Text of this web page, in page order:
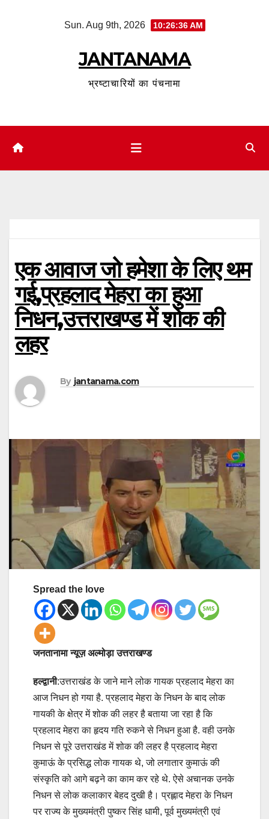
Sun. Aug 9th, 2026 10:26:37 AM
JANTANAMA
भ्रष्टाचारियों का पंचनामा
एक आवाज जो हमेशा के लिए थम
गई,प्रहलाद मेहरा का हुआ
निधन,उत्तराखण्ड में शोक की
लहर
By jantanama.com
Spread the love
जनतानामा न्यूज़ अल्मोड़ा उत्तराखण्ड
हल्द्वानी:उत्तराखंड के जाने माने लोक गायक प्रहलाद मेहरा का
आज निधन हो गया है. प्रहलाद मेहरा के निधन के बाद लोक
गायकी के क्षेत्र में शोक की लहर है बताया जा रहा है कि
प्रहलाद मेहरा का हृदय गति रुकने से निधन हुआ है. वही उनके
निधन से पूरे उत्तराखंड में शोक की लहर है प्रहलाद मेहरा
कुमाऊं के प्रसिद्ध लोक गायक थे, जो लगातार कुमाऊं की
संस्कृति को आगे बढ़ने का काम कर रहे थे. ऐसे अचानक उनके
निधन से लोक कलाकार बेहद दुखी है। प्रह्लाद मेहरा के निधन
पर राज्य के मुख्यमंत्री पुष्कर सिंह धामी, पूर्व मुख्यमंत्री एवं